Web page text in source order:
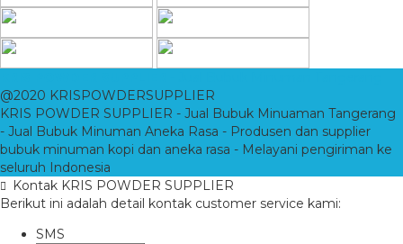
@2020 KRISPOWDERSUPPLIER
KRIS POWDER SUPPLIER - Jual Bubuk Minuaman Tangerang
- Jual Bubuk Minuman Aneka Rasa - Produsen dan supplier
bubuk minuman kopi dan aneka rasa - Melayani pengiriman ke
seluruh Indonesia
Kontak KRIS POWDER SUPPLIER
Berikut ini adalah detail kontak customer service kami:
SMS